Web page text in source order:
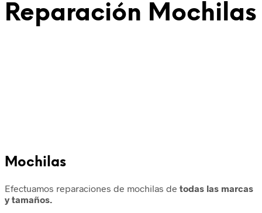
Reparación Mochilas
Mochilas
Efectuamos reparaciones de mochilas de todas las marcas
y tamaños.